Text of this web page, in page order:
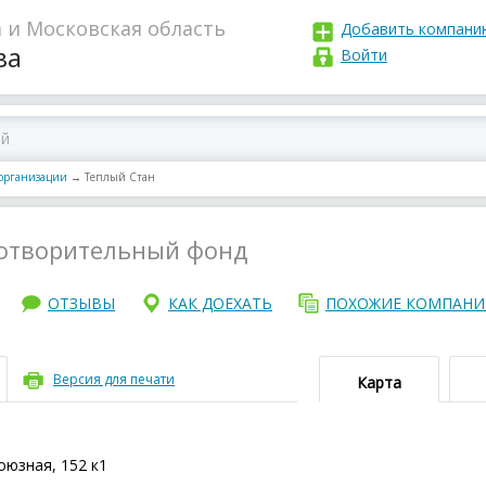
Московская область
Добавить
Войти
→ Теплый Стан
фонд
ОТЗЫВЫ КАК ДОЕХАТЬ ПОХОЖИЕ
Версия для печати
152 к1
Карта